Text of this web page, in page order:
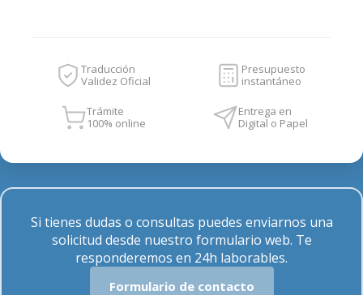
Traducción
Validez Oficial
Presupuesto
instantáneo
Trámite
100% online
Entrega en
Digital o Papel
Si tienes dudas o consultas puedes enviarnos una
solicitud desde nuestro formulario web. Te
responderemos en 24h laborables.
Formulario de contacto